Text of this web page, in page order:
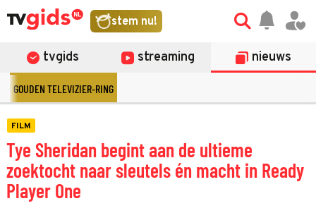
stem nu!
tvgids streaming nieuws
GOUDEN TELEVIZIER-RING
FILM
Tye Sheridan begint aan de ultieme
zoektocht naar sleutels én macht in Ready
Player One